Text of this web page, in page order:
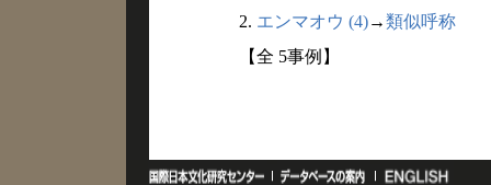
2. エンマオウ (4)→類似呼称
【全 5事例】